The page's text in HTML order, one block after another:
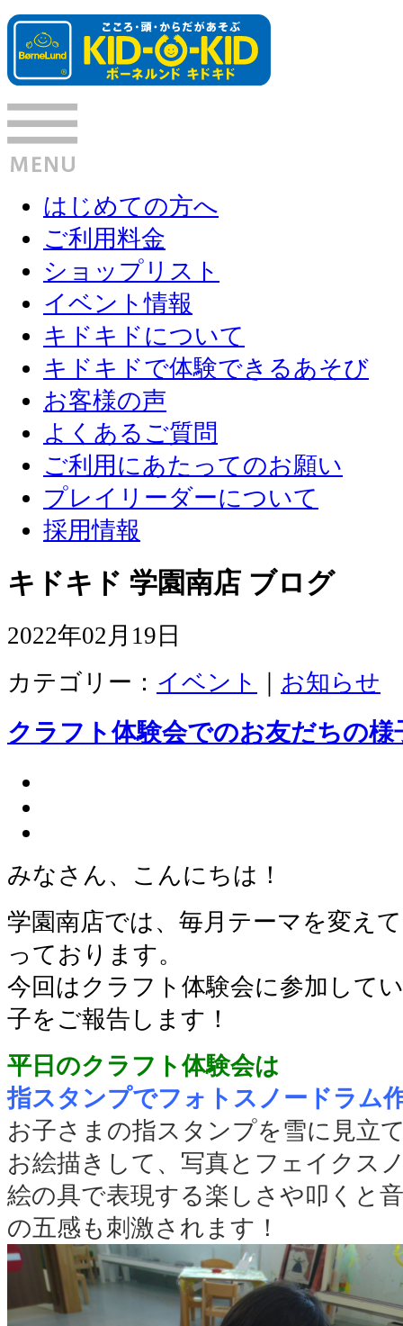
はじめての方へ
ご利用料金
ショップリスト
イベント情報
キドキドについて
キドキドで体験できるあそび
お客様の声
よくあるご質問
ご利用にあたってのお願い
プレイリーダーについて
採用情報
キドキド 学園南店 ブログ
2022年02月19日
カテゴリー： イベント お知らせ
クラフト体験会でのお友だちの様
みなさん、こんにちは！
学園南店では、毎月テーマを変え
っております。
今回はクラフト体験会に参加して
子をご報告します！
平日のクラフト体験会は
指スタンプでフォトスノードラム
お子さまの指スタンプを雪に見立
お絵描きして、写真とフェイクス
絵の具で表現する楽しさや叩くと
の五感も刺激されます！